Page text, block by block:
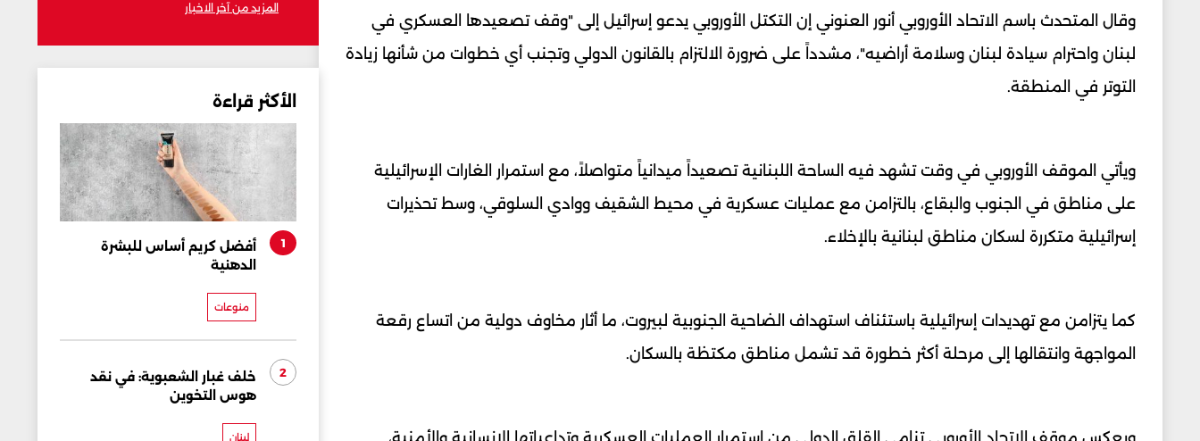
وقال المتحدث باسم الاتحاد الأوروبي أنور العنوني إن التكتل الأوروبي يدعو إسرائيل إلى "وقف تصعيدها العسكري في
لبنان واحترام سيادة لبنان وسلامة أراضيه"، مشدداً على ضرورة الالتزام بالقانون الدولي وتجنب أي خطوات من شأنها زيادة
التوتر في المنطقة.
ويأتي الموقف الأوروبي في وقت تشهد فيه الساحة اللبنانية تصعيداً ميدانياً متواصلاً، مع استمرار الغارات الإسرائيلية
على مناطق في الجنوب والبقاع، بالتزامن مع عمليات عسكرية في محيط الشقيف ووادي السلوقي، وسط تحذيرات
إسرائيلية متكررة لسكان مناطق لبنانية بالإخلاء.
كما يتزامن مع تهديدات إسرائيلية باستئناف استهداف الضاحية الجنوبية لبيروت، ما أثار مخاوف دولية من اتساع رقعة
المواجهة وانتقالها إلى مرحلة أكثر خطورة قد تشمل مناطق مكتظة بالسكان.
ويعكس موقف الاتحاد الأوروبي تنامي القلق الدولي من استمرار العمليات العسكرية وتداعياتها الإنسانية والأمنية،
المزيد من آخر الاخبار
الأكثر قراءة
1
أفضل كريم أساس للبشرة
الدهنية
منوعات
2
خلف غبار الشعبوية: في نقد
هوس التخوين
لبنان